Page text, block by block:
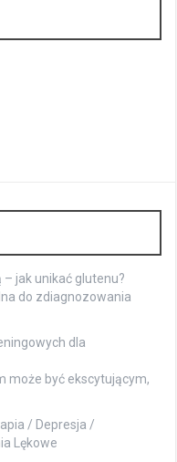
– jak unikać glutenu?
do zdiagnozowania
dla
może być ekscytującym,
/ Depresja /
Lękowe